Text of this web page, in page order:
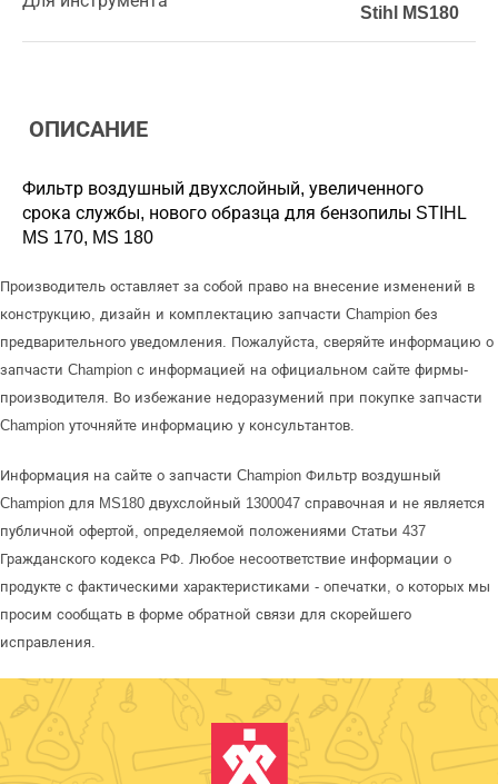
Stihl MS180
ОПИСАНИЕ
Фильтр воздушный двухслойный, увеличенного
срока службы, нового образца для бензопилы STIHL
MS 170, MS 180
Производитель оставляет за собой право на внесение изменений в
конструкцию, дизайн и комплектацию запчасти Champion без
предварительного уведомления. Пожалуйста, сверяйте информацию о
запчасти Champion с информацией на официальном сайте фирмы-
производителя. Во избежание недоразумений при покупке запчасти
Champion уточняйте информацию у консультантов.
Информация на сайте о запчасти Champion Фильтр воздушный
Champion для MS180 двухслойный 1300047 справочная и не является
публичной офертой, определяемой положениями Статьи 437
Гражданского кодекса РФ. Любое несоответствие информации о
продукте с фактическими характеристиками - опечатки, о которых мы
просим сообщать в форме обратной связи для скорейшего
исправления.